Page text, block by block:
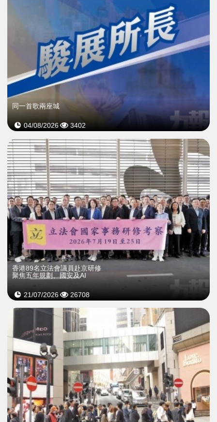
同一首歌兩座城
04/08/2026 3402
香港89名立法會議員赴京研修
聚焦五年規劃、國安及AI
21/07/2026 26708